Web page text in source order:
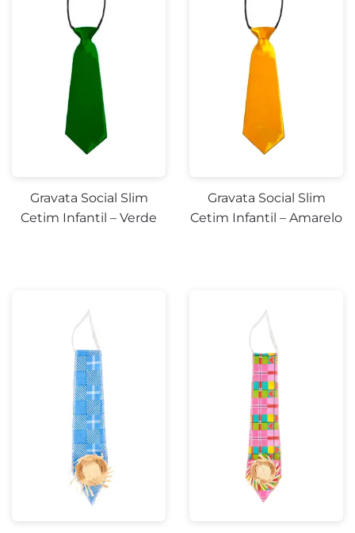
Gravata Social Slim
Cetim Infantil – Verde
Gravata Social Slim
Cetim Infantil – Amarelo